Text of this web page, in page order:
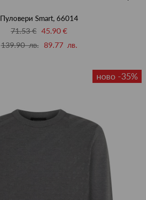
Пуловери Smart, 66014
71.53 € 45.90 €
139.90 лв.
89.77 лв.
ново -35%